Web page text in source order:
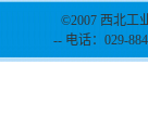
©2007 西北工
-- 电话：029-